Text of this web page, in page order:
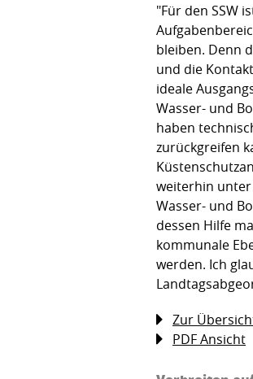
"Für den SSW
bleiben. Denn
und die
ideale
Wasser- und
haben
zurückgreifen
weiterhin unter
Wasser- und
dessen Hilfe
kommunale
werden. Ich
Zur
PDF Ansicht